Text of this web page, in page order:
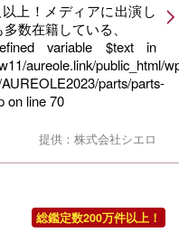
上！メディアに出演し
数在籍している、
variable $text in
aureole.link/public_html/
parts/parts-
on line70
提供：株式会社シエロ
総鑑定数200万件以上！